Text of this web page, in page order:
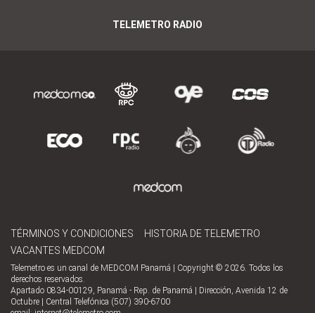
TELEMETRO RADIO
TÉRMINOS Y CONDICIONES
HISTORIA DE TELEMETRO
VACANTES MEDCOM
Telemetro es un canal de MEDCOM Panamá | Copyright © 2026. Todos los
derechos reservados.
Apartado 0834-00129, Panamá - Rep. de Panamá | Dirección, Avenida 12 de
Octubre | Central Telefónica (507) 390-6700